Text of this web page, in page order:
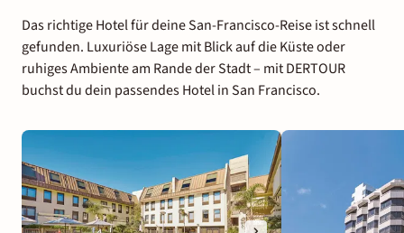
Das richtige Hotel für deine San-Francisco-Reise ist schnell
gefunden. Luxuriöse Lage mit Blick auf die Küste oder
ruhiges Ambiente am Rande der Stadt – mit DERTOUR
buchst du dein passendes Hotel in San Francisco.